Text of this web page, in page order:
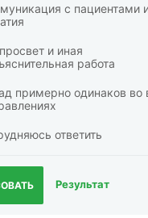
с пациентами
и иная
работа
примерно одинаков во
ответить
Результат